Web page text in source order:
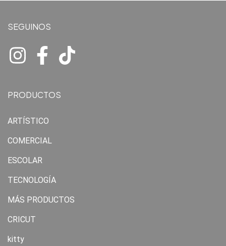
SEGUINOS
PRODUCTOS
ARTÍSTICO
COMERCIAL
ESCOLAR
TECNOLOGÍA
MÁS PRODUCTOS
CRICUT
kitty